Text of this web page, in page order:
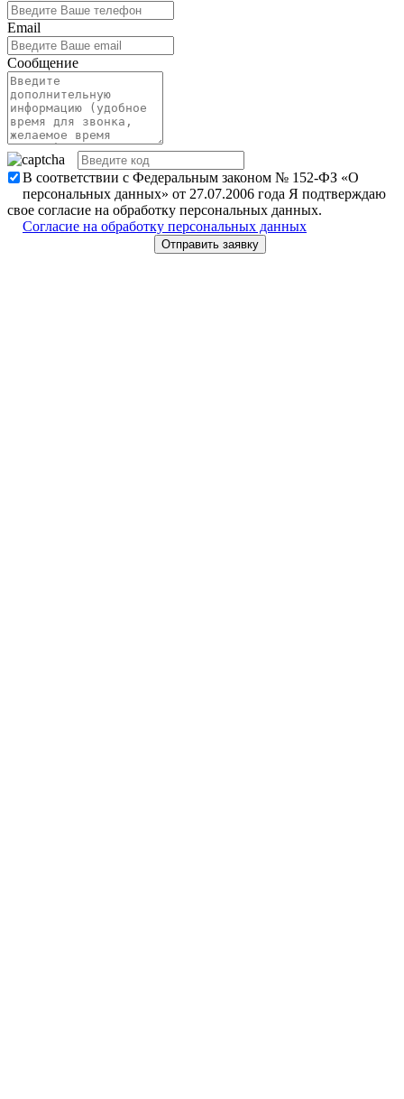
Email
Сообщение
В соответствии с Федеральным законом № 152-ФЗ «О
персональных данных» от 27.07.2006 года Я подтверждаю
свое согласие на обработку персональных данных.
Согласие на обработку персональных данных